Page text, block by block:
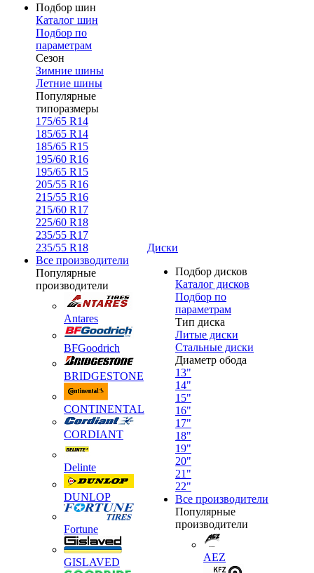
Подбор шин
Каталог шин
Подбор по
параметрам
Сезон
Зимние шины
Летние шины
Популярные
типоразмеры
175/65 R14
185/65 R14
185/65 R15
195/60 R16
195/65 R15
205/55 R16
215/55 R16
215/60 R17
225/60 R18
235/55 R17
235/55 R18
Все производители
Популярные
производители
Antares
BFGoodrich
BRIDGESTONE
CONTINENTAL
CORDIANT
Delinte
DUNLOP
Fortune
GISLAVED
Диски
Подбор дисков
Каталог дисков
Подбор по
параметрам
Тип диска
Литые диски
Стальные диски
Диаметр обода
13"
14"
15"
16"
17"
18"
19"
20"
21"
22"
Все производители
Популярные
производители
AEZ